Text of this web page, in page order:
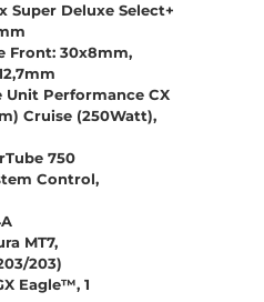
Super Deluxe Select+
Front: 30x8mm,
Performance CX
Cruise (250Watt),
750
Control,
MT7,
203)
Eagle™, 1